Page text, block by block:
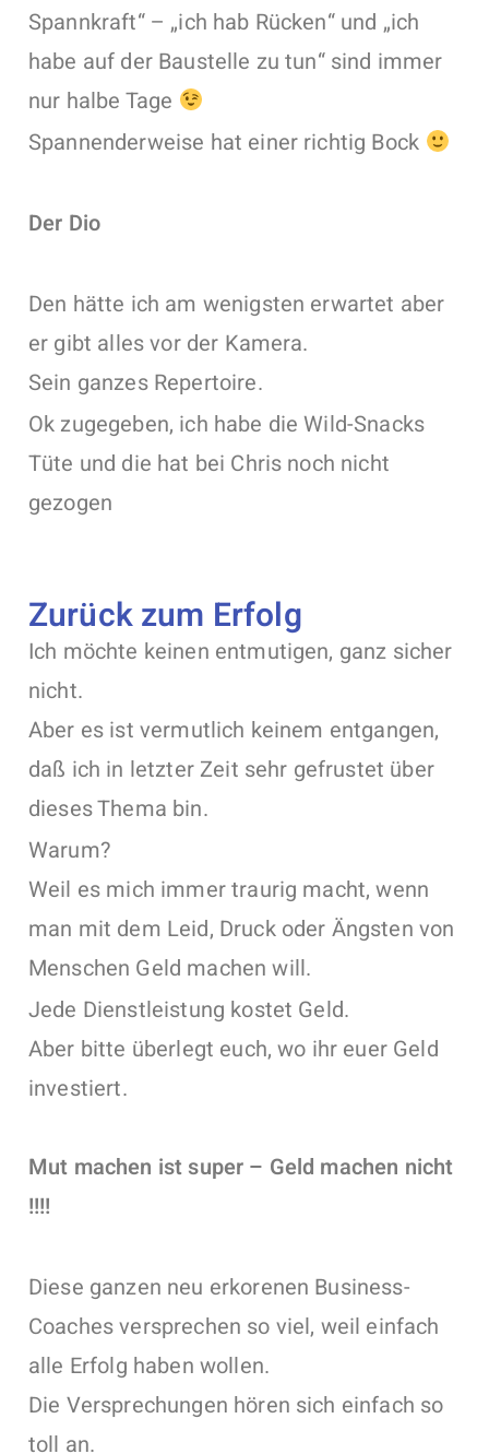
Spannkraft“ – „ich hab Rücken“ und „ich
habe auf der Baustelle zu tun“ sind immer
nur halbe Tage
Spannenderweise hat einer richtig Bock
Der Dio
Den hätte ich am wenigsten erwartet aber
er gibt alles vor der Kamera.
Sein ganzes Repertoire.
Ok zugegeben, ich habe die Wild-Snacks
Tüte und die hat bei Chris noch nicht
gezogen
Zurück zum Erfolg
Ich möchte keinen entmutigen, ganz sicher
nicht.
Aber es ist vermutlich keinem entgangen,
daß ich in letzter Zeit sehr gefrustet über
dieses Thema bin.
Warum?
Weil es mich immer traurig macht, wenn
man mit dem Leid, Druck oder Ängsten von
Menschen Geld machen will.
Jede Dienstleistung kostet Geld.
Aber bitte überlegt euch, wo ihr euer Geld
investiert.
Mut machen ist super – Geld machen nicht
!!!!
Diese ganzen neu erkorenen Business-
Coaches versprechen so viel, weil einfach
alle Erfolg haben wollen.
Die Versprechungen hören sich einfach so
toll an.